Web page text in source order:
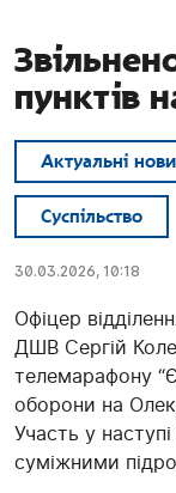
пунктів
Актуальні
Суспільство
30.03.2026, 10:18
Офіцер
ДШВ Сергій
телемарафону
оборони на
Участь у
суміжними